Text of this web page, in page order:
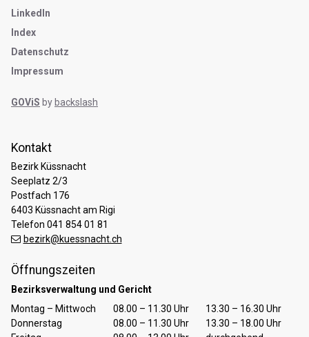
Kontakt
Bezirk Küssnacht
Seeplatz 2/3
Postfach 176
6403 Küssnacht am Rigi
Telefon 041 854 01 81
bezirk@kuessnacht.ch
Öffnungszeiten
Bezirksverwaltung und Gericht
TagÖffnungszeiten Vormittag Öffnungszeiten Nachmittag
Montag – Mittwoch 08.00 – 11.30 Uhr
13.30 – 16.30 Uhr
Donnerstag
08.00 – 11.30 Uhr
13.30 – 18.00 Uhr
LinkedIn
Index
Datenschutz
Impressum
GOViS bybackslash